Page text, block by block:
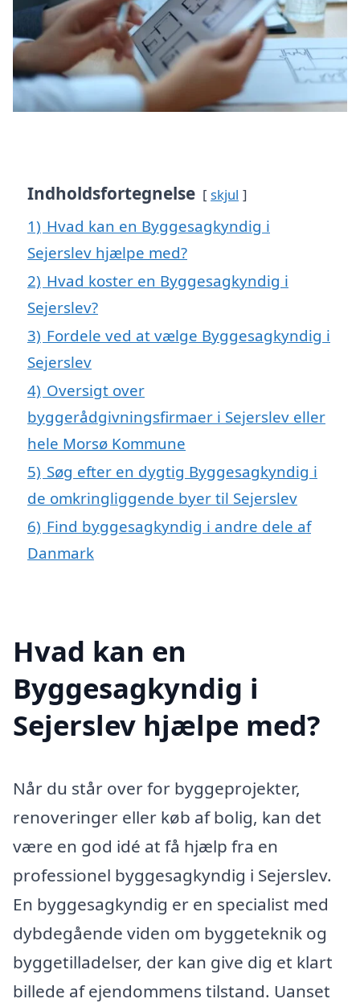
Indholdsfortegnelse skjul
1) Hvad kan en Byggesagkyndig i
Sejerslev hjælpe med?
2) Hvad koster en Byggesagkyndig i
Sejerslev?
3) Fordele ved at vælge Byggesagkyndig i
Sejerslev
4) Oversigt over
byggerådgivningsfirmaer i Sejerslev eller
hele Morsø Kommune
5) Søg efter en dygtig Byggesagkyndig i
de omkringliggende byer til Sejerslev
6) Find byggesagkyndig i andre dele af
Danmark
Hvad kan en
Byggesagkyndig i
Sejerslev hjælpe med?
Når du står over for byggeprojekter,
renoveringer eller køb af bolig, kan det
være en god idé at få hjælp fra en
professionel byggesagkyndig i Sejerslev.
En byggesagkyndig er en specialist med
dybdegående viden om byggeteknik og
byggetilladelser, der kan give dig et klart
billede af ejendommens tilstand. Uanset